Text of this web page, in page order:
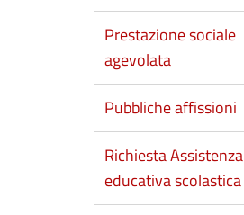
Prestazione sociale
agevolata
Pubbliche affissioni
Richiesta Assistenza
educativa scolastica